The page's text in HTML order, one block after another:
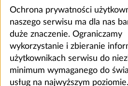
Ochrona prywatności
naszego serwisu ma dla nas
duże znaczenie. Ograniczamy
wykorzystanie i zbieranie
użytkownikach serwisu do
minimum wymaganego do
usług na najwyższym